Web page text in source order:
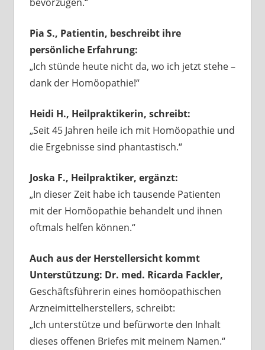
Pia S., Patientin, beschreibt ihre
persönliche Erfahrung:
„Ich stünde heute nicht da, wo ich jetzt stehe –
dank der Homöopathie!“
Heidi H., Heilpraktikerin, schreibt:
„Seit 45 Jahren heile ich mit Homöopathie und
die Ergebnisse sind phantastisch.“
Joska F., Heilpraktiker, ergänzt:
„In dieser Zeit habe ich tausende Patienten
mit der Homöopathie behandelt und ihnen
oftmals helfen können.“
Auch aus der Herstellersicht kommt
Unterstützung: Dr. med. Ricarda Fackler,
Geschäftsführerin eines homöopathischen
Arzneimittelherstellers, schreibt:
„Ich unterstütze und befürworte den Inhalt
dieses offenen Briefes mit meinem Namen.“